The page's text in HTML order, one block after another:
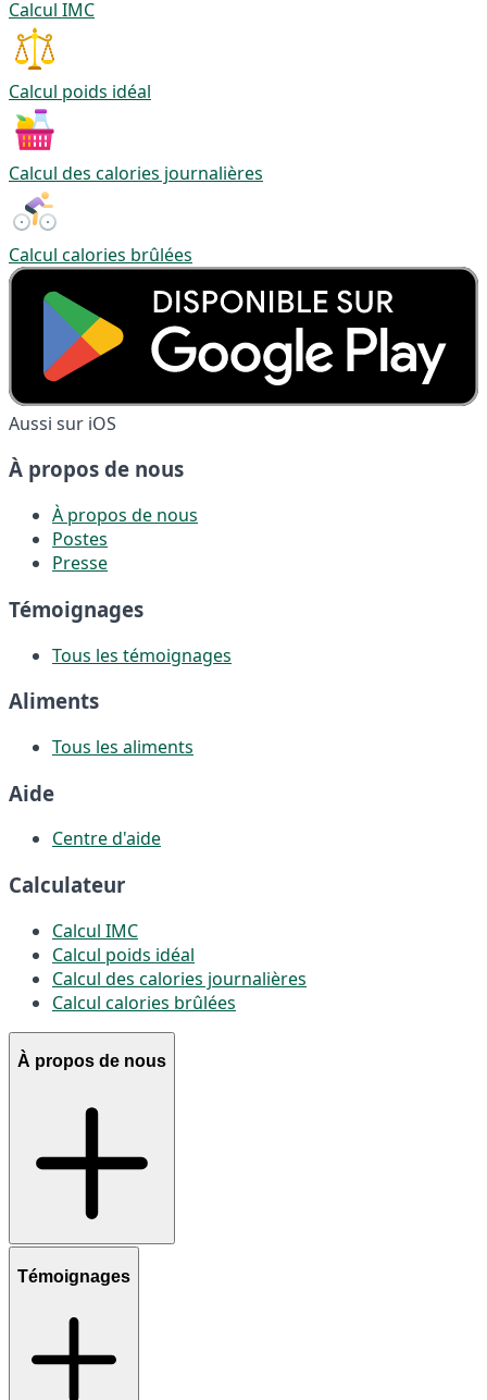
Calcul IMC
Calcul poids idéal
Calcul des calories journalières
Calcul calories brûlées
Aussi sur iOS
À propos de nous
À propos de nous
Postes
Presse
Témoignages
Tous les témoignages
Aliments
Tous les aliments
Aide
Centre d'aide
Calculateur
Calcul IMC
Calcul poids idéal
Calcul des calories journalières
Calcul calories brûlées
À propos de nous
Témoignages